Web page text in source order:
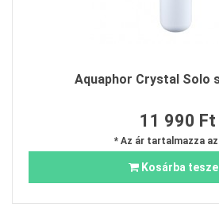
Aquaphor Crystal Solo
11 990 Ft
* Az ár tartalmazza
Kosárba